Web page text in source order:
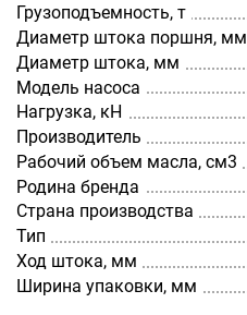
Грузоподъемность, т
Диаметр штока поршня, мм
Диаметр штока, мм
Модель насоса
Нагрузка, кН
Производитель
Рабочий объем масла, см3
Родина бренда
Страна производства
Тип
Ход штока, мм
Ширина упаковки, мм